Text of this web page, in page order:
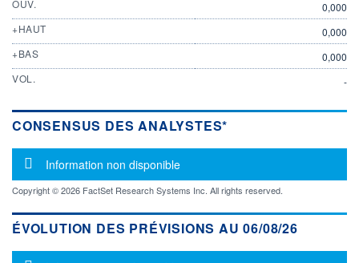
OUV.
0,000
+HAUT
0,000
+BAS
0,000
VOL.
-
CONSENSUS DES ANALYSTES*
Message d'information
Information non disponible
Copyright © 2026 FactSet Research Systems Inc. All rights reserved.
ÉVOLUTION DES PRÉVISIONS AU 06/08/26